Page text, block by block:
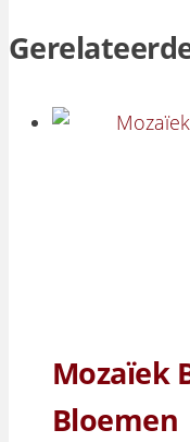
Mozaïek
Bloemen